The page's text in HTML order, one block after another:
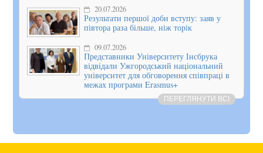
20.07.2026
Результати першої доби вступу: заяв у
півтора раза більше, ніж торік
09.07.2026
Представники Університету Інсбрука
відвідали Ужгородський національний
університет для обговорення співпраці в
межах програми Erasmus+
ПЕРЕГЛЯНУТИ ВСІ